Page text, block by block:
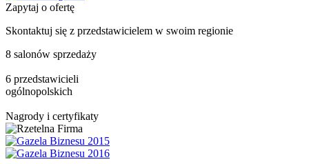
Zapytaj o ofertę
Skontaktuj się z przedstawicielem w swoim regionie
8 salonów sprzedaży
6 przedstawicieli
ogólnopolskich
Nagrody i certyfikaty